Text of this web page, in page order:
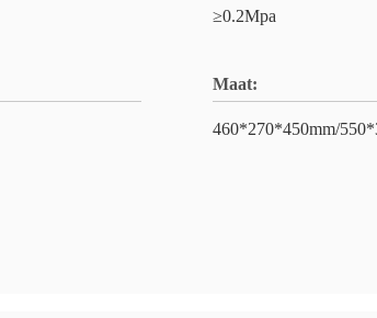
≥0.2Mpa
Maat:
460*270*450mm/